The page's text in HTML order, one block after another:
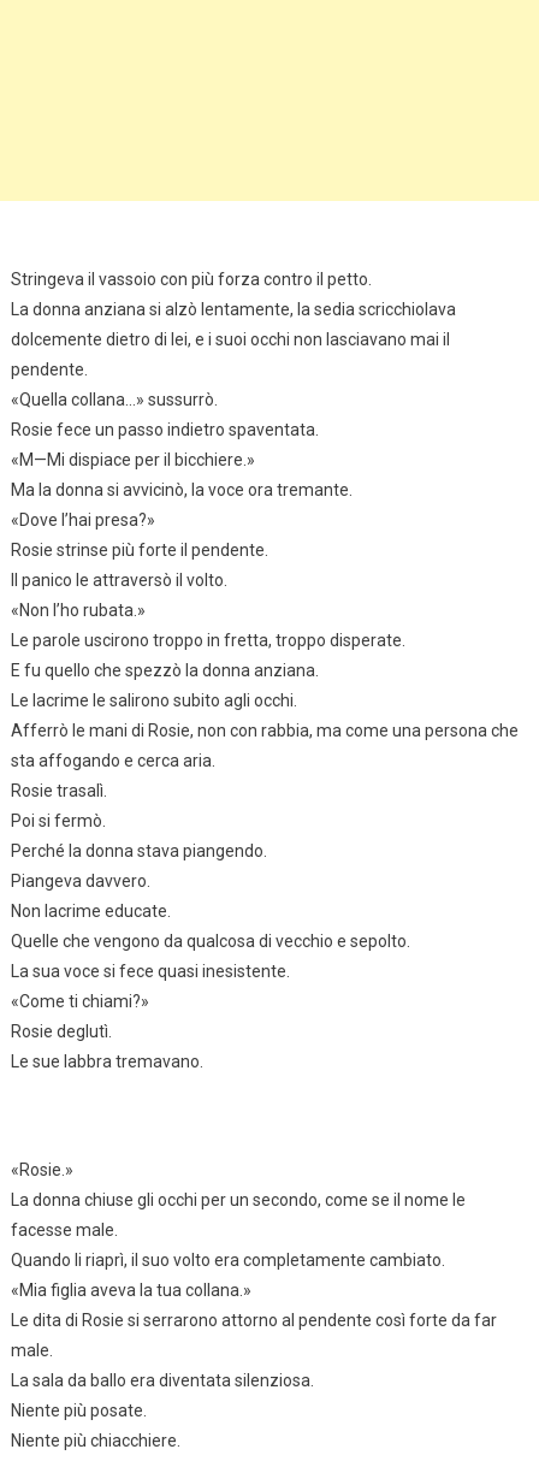
Stringeva il vassoio con più forza contro il petto.
La donna anziana si alzò lentamente, la sedia scricchiolava
dolcemente dietro di lei, e i suoi occhi non lasciavano mai il
pendente.
«Quella collana…» sussurrò.
Rosie fece un passo indietro spaventata.
«M—Mi dispiace per il bicchiere.»
Ma la donna si avvicinò, la voce ora tremante.
«Dove l’hai presa?»
Rosie strinse più forte il pendente.
Il panico le attraversò il volto.
«Non l’ho rubata.»
Le parole uscirono troppo in fretta, troppo disperate.
E fu quello che spezzò la donna anziana.
Le lacrime le salirono subito agli occhi.
Afferrò le mani di Rosie, non con rabbia, ma come una persona che
sta affogando e cerca aria.
Rosie trasalì.
Poi si fermò.
Perché la donna stava piangendo.
Piangeva davvero.
Non lacrime educate.
Quelle che vengono da qualcosa di vecchio e sepolto.
La sua voce si fece quasi inesistente.
«Come ti chiami?»
Rosie deglutì.
Le sue labbra tremavano.
«Rosie.»
La donna chiuse gli occhi per un secondo, come se il nome le
facesse male.
Quando li riaprì, il suo volto era completamente cambiato.
«Mia figlia aveva la tua collana.»
Le dita di Rosie si serrarono attorno al pendente così forte da far
male.
La sala da ballo era diventata silenziosa.
Niente più posate.
Niente più chiacchiere.